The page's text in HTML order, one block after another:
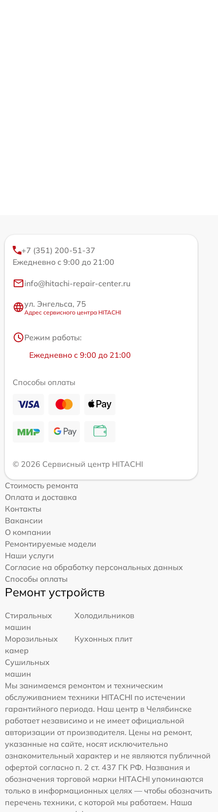
+7 (351) 200-51-37
Ежедневно с 9:00 до 21:00
info@hitachi-repair-center.ru
ул. Энгельса, 75
Адрес сервисного центра HITACHI
Режим работы:
Ежедневно с 9:00 до 21:00
Способы оплаты
© 2026 Сервисный центр HITACHI
Стоимость ремонта
Оплата и доставка
Контакты
Вакансии
О компании
Ремонтируемые модели
Наши услуги
Согласие на обработку персональных данных
Способы оплаты
Ремонт устройств
Стиральных
машин
Холодильников
Морозильных
камер
Кухонных плит
Сушильных
машин
Мы занимаемся ремонтом и техническим
обслуживанием техники HITACHI по истечении
гарантийного периода. Наш центр в Челябинске
работает независимо и не имеет официальной
авторизации от производителя. Цены на ремонт,
указанные на сайте, носят исключительно
ознакомительный характер и не являются публичной
офертой согласно п. 2 ст. 437 ГК РФ. Названия и
обозначения торговой марки HITACHI упоминаются
только в информационных целях — чтобы обозначить
перечень техники, с которой мы работаем. Наша